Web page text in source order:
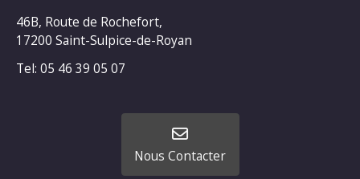
46B, Route de Rochefort,
17200 Saint-Sulpice-de-Royan
Tel: 05 46 39 05 07
Nous Contacter